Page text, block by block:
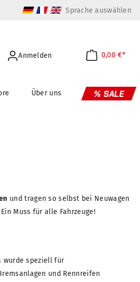
Sprache auswählen
Anmelden 0,00 €*
Über uns % SALE
und tragen so selbst bei Neuwagen
Muss für alle Fahrzeuge!
wurde speziell für
und Rennreifen